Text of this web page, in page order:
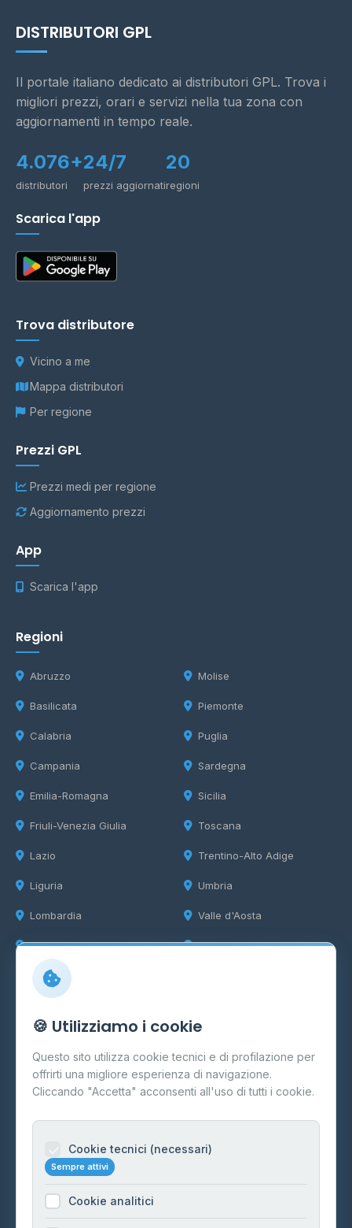
DISTRIBUTORI GPL
Il portale italiano dedicato ai distributori GPL. Trova i
migliori prezzi, orari e servizi nella tua zona con
aggiornamenti in tempo reale.
4.076+
distributori
24/7
prezzi aggiornati
20
regioni
Scarica l'app
Trova distributore
Vicino a me
Mappa distributori
Per regione
Prezzi GPL
Prezzi medi per regione
Aggiornamento prezzi
App
Scarica l'app
Regioni
Abruzzo
Basilicata
Calabria
Campania
Emilia-Romagna
Friuli-Venezia Giulia
Lazio
Liguria
Lombardia
Marche
Molise
Piemonte
Puglia
Sardegna
Sicilia
Toscana
Trentino-Alto Adige
Umbria
Valle d'Aosta
Veneto
Info
Cos'è il GPL
FAQ
Contatti
Informazioni legali
Cookie Policy
🍪 Utilizziamo i cookie
Questo sito utilizza cookie tecnici e di profilazione per
offrirti una migliore esperienza di navigazione.
Cliccando "Accetta" acconsenti all'uso di tutti i cookie.
Cookie tecnici (necessari)
Sempre attivi
Cookie analitici